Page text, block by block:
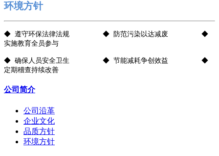
环境方针
◆ 遵守环保法律法规 ◆ 防范污染以达减废 ◆
实施教育全员参与
◆ 确保人员安全卫生 ◆ 节能减耗争创效益 ◆
定期稽查持续改善
公司简介
公司沿革
企业文化
品质方针
环境方针